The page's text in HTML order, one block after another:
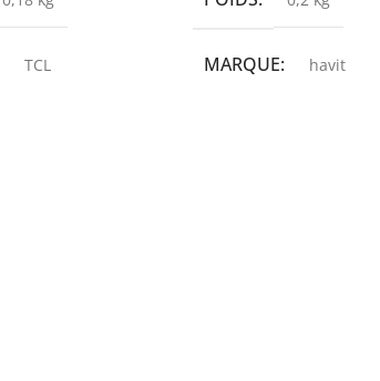
TCL MARQUE havit